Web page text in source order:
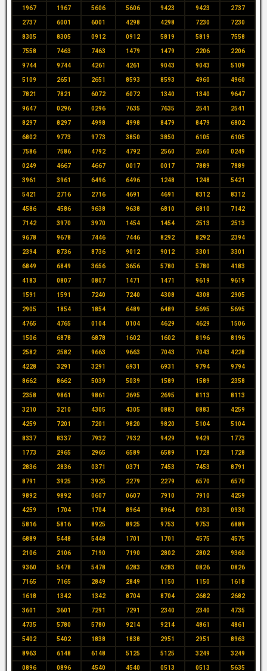
1967 1967 5606 5606 9423 9423 2737
2737 6001 6001 4298 4298 7230 7230
8305 8305 0912 0912 5819 5819 7558
7558 7463 7463 1479 1479 2206 2206
9744 9744 4261 4261 9043 9043 5109
5109 2651 2651 8593 8593 4960 4960
7821 7821 6072 6072 1340 1340 9647
9647 0296 0296 7635 7635 2541 2541
8297 8297 4998 4998 8479 8479 6802
6802 9773 9773 3850 3850 6105 6105
7586 7586 4792 4792 2560 2560 0249
0249 4667 4667 0017 0017 7889 7889
3961 3961 6496 6496 1248 1248 5421
5421 2716 2716 4691 4691 8312 8312
4586 4586 9638 9638 6810 6810 7142
7142 3970 3970 1454 1454 2513 2513
9678 9678 7446 7446 8292 8292 2394
2394 8736 8736 9012 9012 3301 3301
6849 6849 3656 3656 5780 5780 4183
4183 0807 0807 1471 1471 9619 9619
1591 1591 7240 7240 4308 4308 2905
2905 1854 1854 6489 6489 5695 5695
4765 4765 0104 0104 4629 4629 1506
1506 6878 6878 1602 1602 8196 8196
2582 2582 9663 9663 7043 7043 4228
4228 3291 3291 6931 6931 9794 9794
8662 8662 5039 5039 1589 1589 2358
2358 9861 9861 2695 2695 8113 8113
3210 3210 4305 4305 0883 0883 4259
4259 7201 7201 9820 9820 5104 5104
8337 8337 7932 7932 9429 9429 1773
1773 2965 2965 6589 6589 1728 1728
2836 2836 0371 0371 7453 7453 8791
8791 3925 3925 2279 2279 6570 6570
9892 9892 0607 0607 7910 7910 4259
4259 1704 1704 8964 8964 0930 0930
5816 5816 8925 8925 9753 9753 6889
6889 5448 5448 1701 1701 4575 4575
2106 2106 7190 7190 2802 2802 9360
9360 5478 5478 6283 6283 0826 0826
7165 7165 2849 2849 1150 1150 1618
1618 1342 1342 8704 8704 2682 2682
3601 3601 7291 7291 2340 2340 4735
4735 5780 5780 9214 9214 4861 4861
5402 5402 1838 1838 2951 2951 8963
8963 6148 6148 5125 5125 3249 3249
0896 0896 4540 4540 0513 0513 5635